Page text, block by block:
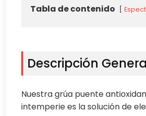
Tabla de contenido
Descripción
Nuestra grúa puente
intemperie es la solución de